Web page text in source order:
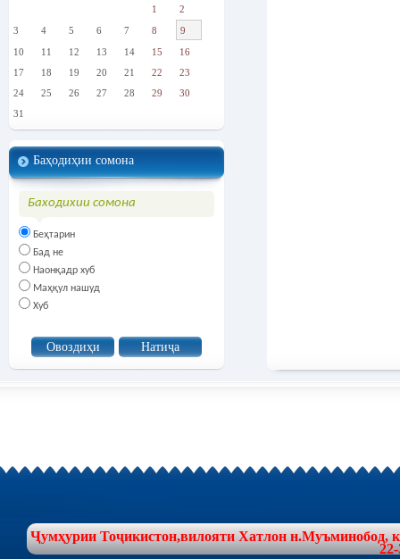
1
2
3
4 5 6 7 8
9
10
11 12 13 14 15
16
17
18 19 20 21 22
23
24
25 26 27 28 29
30
31
Баҳодиҳии сомона
Баходихии сомона
Беҳтарин
Бад не
Наонқадр хуб
Маҳқул нашуд
Хуб
Ҷумҳурии Тоҷикистон,вилояти Хатлон н.Муъминобод,